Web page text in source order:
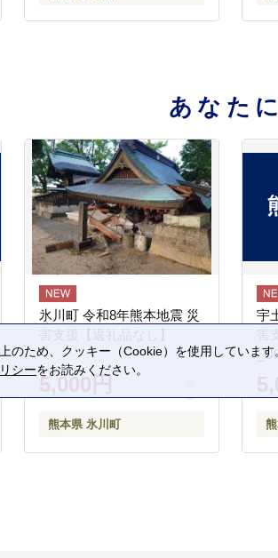
あなた
氷川町 令和8年熊本地震 災
害支援【返礼品なし】
5,000円
熊本県 氷川町
宇
のため、クッキー（Cookie）を使用していま
シーをお読みください。